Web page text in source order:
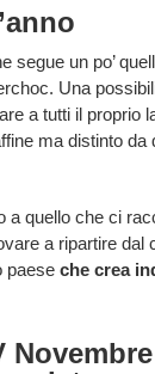
segue un po’
Una
a tutti il proprio
ma distinto da
a quello che ci
a ripartire dal
paeseche crea